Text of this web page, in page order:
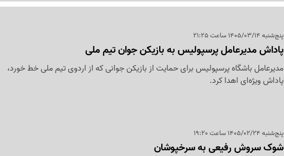
پنج‌شنبه 1405/03/14 ساعت 21:25
پاداش مدیرعامل پرسپولیس به بازیکن جوان تیم ملی
مدیرعامل باشگاه پرسپولیس برای حمایت از بازیکن جوانی که از اردوی تیم ملی خط خورد،
پاداش ویژه‌ای اهدا کرد.
پنج‌شنبه 1405/02/24 ساعت 19:20
شوک سروش رفیعی به سرخپوشان